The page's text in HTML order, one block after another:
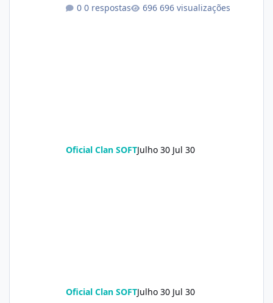
0 respostas
696 visualizações
Oficial Clan SOFTJulho 30 Jul 30
Oficial Clan SOFTJulho 30 Jul 30